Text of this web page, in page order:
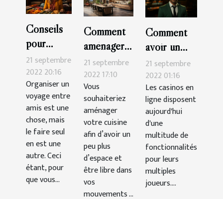
Conseils
pour
organiser
seul un
voyage
21 septembre
2022 20:16
Organiser un
voyage entre
amis est une
chose, mais
le faire seul
en est une
autre. Ceci
étant, pour
que vous...
Comment
aménager
sa cuisine ?
21 septembre
2022 17:10
Vous
souhaiteriez
aménager
votre cuisine
afin d’avoir un
peu plus
d’espace et
être libre dans
vos
mouvements ...
Comment
avoir un
bonus sur
Cresus
Casino ?
21 septembre
2022 01:16
Les casinos en
ligne disposent
aujourd'hui
d'une
multitude de
fonctionnalités
pour leurs
multiples
joueurs....